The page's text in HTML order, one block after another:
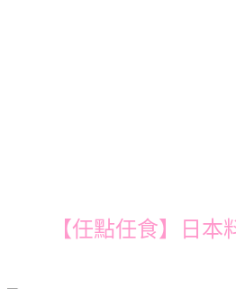
【任點任食】日本